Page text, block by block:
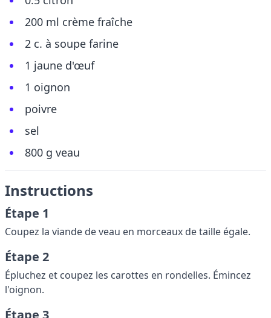
200 ml crème fraîche
2 c. à soupe farine
1 jaune d'œuf
1 oignon
poivre
sel
800 g veau
Instructions
Étape 1
Coupez la viande de veau en morceaux de taille égale.
Étape 2
Épluchez et coupez les carottes en rondelles. Émincez
l'oignon.
Étape 3